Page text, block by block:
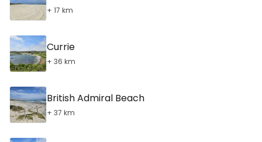
+ 17 km
Currie
+ 36 km
British Admiral Beach
+ 37 km